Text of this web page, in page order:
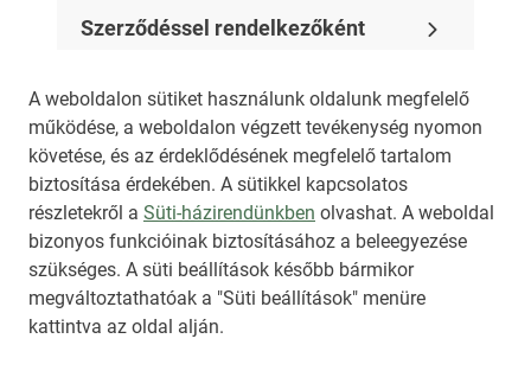
A weboldalon sütiket használunk oldalunk megfelelő
működése, a weboldalon végzett tevékenység nyomon
követése, és az érdeklődésének megfelelő tartalom
biztosítása érdekében. A sütikkel kapcsolatos
részletekről a Süti-házirendünkben olvashat. A weboldal
bizonyos funkcióinak biztosításához a beleegyezése
szükséges. A süti beállítások később bármikor
megváltoztathatóak a "Süti beállítások" menüre
kattintva az oldal alján.
Szerződéssel rendelkezőként
Regisztráció(látogatóként)